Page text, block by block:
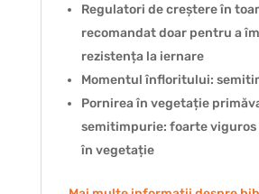
Regulatori de creștere în
recomandat doar pentru a
rezistența la iernare
Momentul înfloritului:
Pornirea în vegetație
semitimpurie: foarte viguros
în vegetație